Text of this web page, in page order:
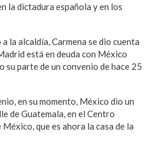
la dictadura española y en los
la alcaldía, Carmena se dio cuenta
está en deuda con México
su parte de un convenio de hace 25
en su momento, México dio un
de Guatemala, en el Centro
que es ahora la casa de la